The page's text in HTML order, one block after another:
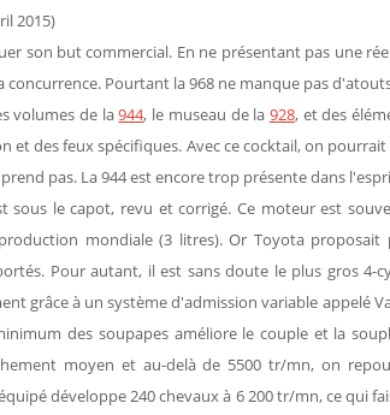
2015)
son but commercial. En ne présentant pas une
concurrence. Pourtant la 968 ne manque pas
volumes de la944, le museau de la 928, et des
et des feux spécifiques. Avec ce cocktail, on
pas. La 944 est encore trop présente dans
sous le capot, revu et corrigé. Ce moteur est
mondiale (3 litres). Or Toyota proposait
Pour autant, il est sans doute le plus gros 4-
grâce à un système d'admission variable appelé
des soupapes améliore le couple et la
moyen et au-delà de 5500 tr/mn, on
développe 240 chevaux à 6 200 tr/mn, ce qui